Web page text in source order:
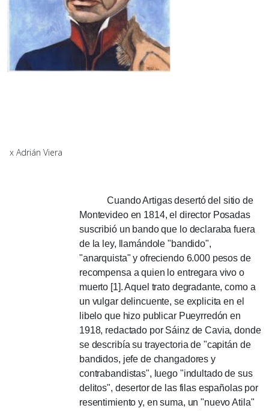
x Adrián Viera
Cuando Artigas desertó del sitio de
Montevideo en 1814, el director Posadas
suscribió un bando que lo declaraba fuera
de la ley, llamándole "bandido",
"anarquista" y ofreciendo 6.000 pesos de
recompensa a quien lo entregara vivo o
muerto [1].Aquel trato degradante, como a
un vulgar delincuente, se explicita en el
libelo que hizo publicar Pueyrredón en
1918, redactado por Sáinz de Cavia, donde
se describía su trayectoria de "capitán de
bandidos, jefe de changadores y
contrabandistas", luego "indultado de sus
delitos", desertor de las filas españolas por
resentimiento y, en suma, un "nuevo Atila"